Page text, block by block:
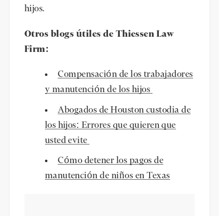
hijos.
Otros blogs útiles de Thiessen Law
Firm:
Compensación de los trabajadores
y manutención de los hijos
Abogados de Houston custodia de
los hijos: Errores que quieren que
usted evite
Cómo detener los pagos de
manutención de niños en Texas